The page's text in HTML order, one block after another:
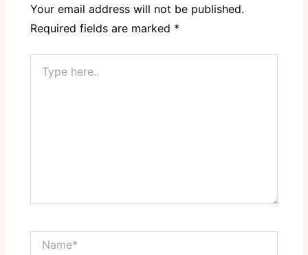
Your email address will not be published.
Required fields are marked *
here..